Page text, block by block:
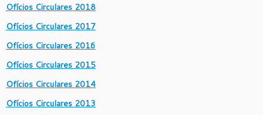
Ofícios Circulares 2018
Ofícios Circulares 2017
Ofícios Circulares 2016
Ofícios Circulares 2015
Ofícios Circulares 2014
Ofícios Circulares 2013